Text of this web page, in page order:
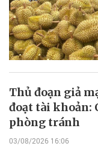
Thủ đoạn giả
đoạt tài khoản:
phòng tránh
03/08/2026 16:06